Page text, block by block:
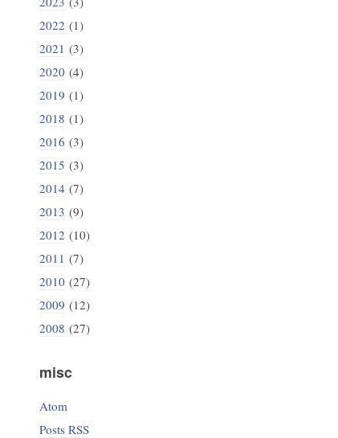
2022 (1)
2021 (3)
2020(4)
2019 (1)
2018 (1)
2016 (3)
2015 (3)
2014(7)
2013 (9)
2012 (10)
2011 (7)
2010(27)
2009 (12)
2008 (27)
misc
Atom
Posts RSS